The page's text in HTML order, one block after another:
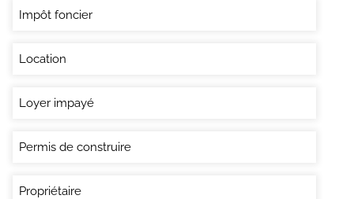
Impôt foncier
Location
Loyer impayé
Permis de construire
Propriétaire